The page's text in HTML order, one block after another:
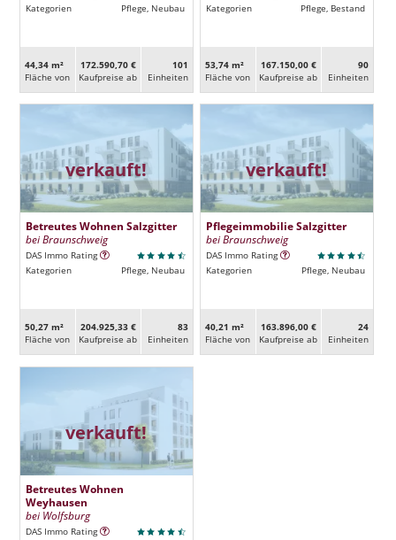
Kategorien
Pflege, Neubau
44,34 m²
Fläche von
172.590,70 €
Kaufpreise ab
101
Ein­heiten
Kategorien
Pflege, Bestand
53,74 m²
Fläche von
167.150,00 €
Kaufpreise ab
90
Ein­heiten
verkauft!
Betreutes Wohnen Salzgitter
bei Braunschweig
DAS Immo Rating
Kategorien
Pflege, Neubau
50,27 m²
Fläche von
204.925,33 €
Kaufpreise ab
83
Ein­heiten
verkauft!
Pflegeimmobilie Salzgitter
bei Braunschweig
DAS Immo Rating
Kategorien
Pflege, Neubau
40,21 m²
Fläche von
163.896,00 €
Kaufpreise ab
24
Ein­heiten
verkauft!
Betreutes Wohnen
Weyhausen
bei Wolfsburg
DAS Immo Rating